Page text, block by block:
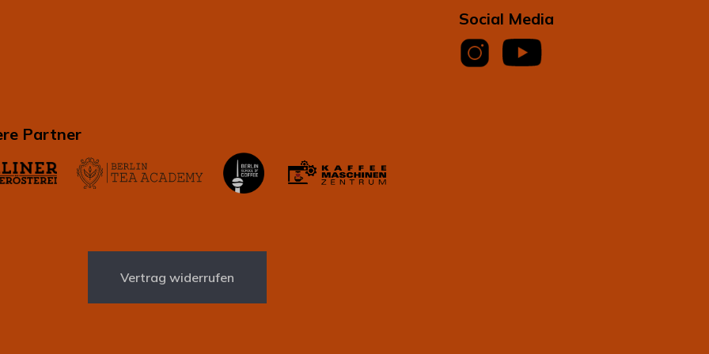
Social Media
Partner
Vertrag widerrufen